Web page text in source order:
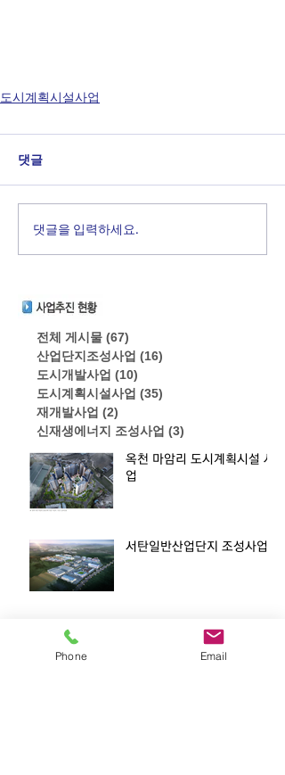
도시계획시설사업
댓글
댓글을 입력하세요.
전체 게시물 (67)
산업단지조성사업 (16)
도시개발사업 (10)
도시계획시설사업 (35)
재개발사업 (2)
신재생에너지 조성사업 (3)
옥천 마암리 도시계획시설 사
업
서탄일반산업단지 조성사업
안골지구 도시계획시설(도로,
Phone Email